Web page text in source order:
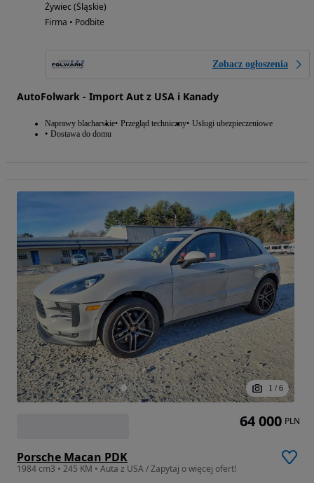
Żywiec (Śląskie)
Firma • Podbite
Zobacz ogłoszenia
AutoFolwark - Import Aut z USA i Kanady
Naprawy blacharskie Przegląd techniczny Usługi ubezpieczeniowe
Dostawa do domu
1 / 6
Porsche Macan PDK
1984 cm3 • 245 KM • Auta z USA / Zapytaj o więcej ofert!
64 000 PLN